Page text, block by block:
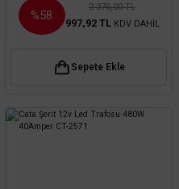
%58
2.376,00 TL
997,92 TL KDV DAHİL
Sepete Ekle